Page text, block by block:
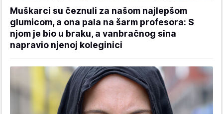
Muškarci su čeznuli za našom najlepšom
glumicom, a ona pala na šarm profesora: S
njom je bio u braku, a vanbračnog sina
napravio njenoj koleginici